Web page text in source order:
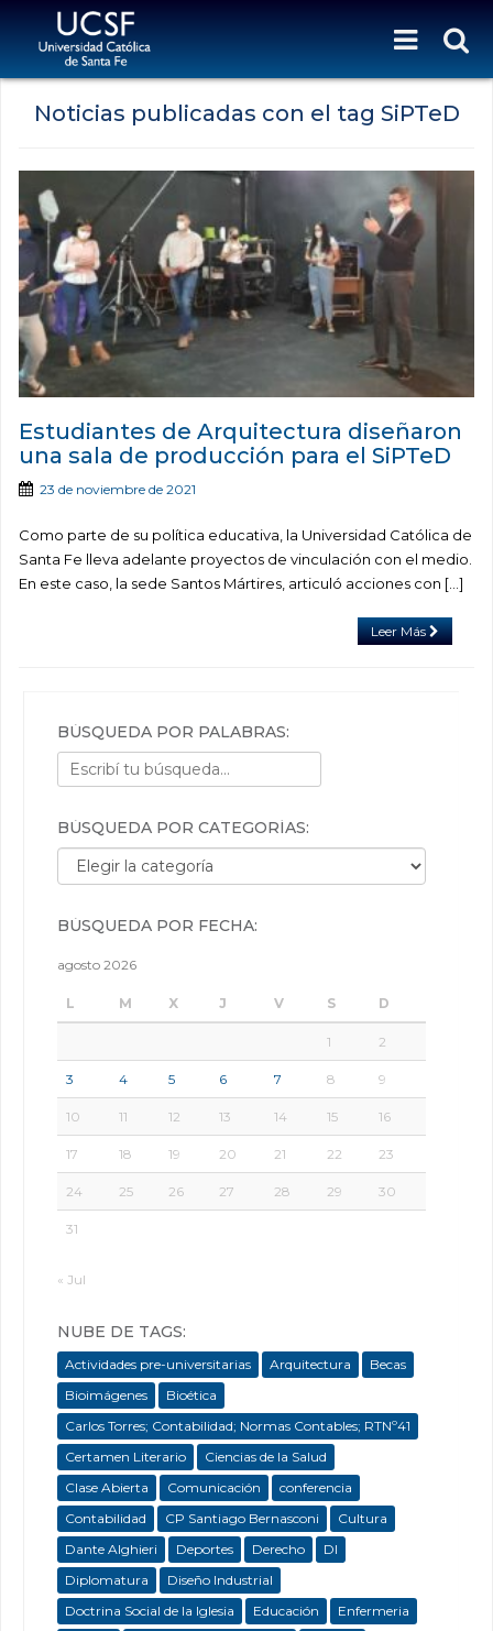
Noticias publicadas con el tag SiPTeD
Estudiantes de Arquitectura diseñaron
una sala de producción para el SiPTeD
23 de noviembre de 2021
Como parte de su política educativa, la Universidad Católica de
Santa Fe lleva adelante proyectos de vinculación con el medio.
En este caso, la sede Santos Mártires, articuló acciones con […]
Leer Más
BÚSQUEDA POR PALABRAS:
BÚSQUEDA POR CATEGORÍAS:
Búsqueda por categorías:
BÚSQUEDA POR FECHA:
agosto 2026
L M X J V S D
1 2
3 4 5 6 7 8 9
10 11 12 13 14 15 16
17 18 19 20 21 22 23
24 25 26 27 28 29 30
31
« Jul
NUBE DE TAGS:
Actividades pre-universitarias Arquitectura
Becas
Bioimágenes
Bioética
Carlos Torres; Contabilidad; Normas Contables; RTNº41
Certamen Literario
Ciencias de la Salud
Clase Abierta
Comunicación
conferencia
Contabilidad
CP Santiago Bernasconi
Cultura
Dante Alghieri
Deportes Derecho
DI
Diplomatura
Diseño Industrial
Doctrina Social de la Iglesia
Educación
Enfermeria